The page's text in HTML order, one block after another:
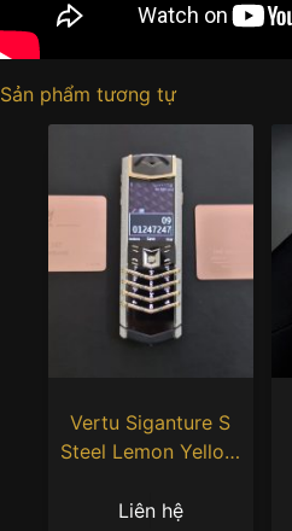
Sản phẩm tương tự
Vertu Siganture S
Steel Lemon Yellow
Liên hệ